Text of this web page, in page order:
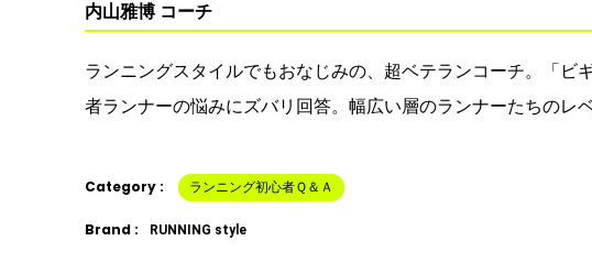
内山雅博 コーチ
ランニングスタイルでもおなじみの、超ベテランコーチ。「ビ
者ランナーの悩みにズバリ回答。幅広い層のランナーたちのレ
Category : ランニング初心者Ｑ＆Ａ
Brand : RUNNING style